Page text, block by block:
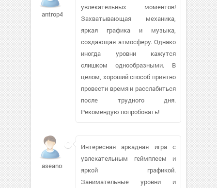
antrop481
увлекательных моментов!
Захватывающая механика,
яркая графика и музыка,
создающая атмосферу. Однако
иногда уровни кажутся
слишком однообразными. В
целом, хороший способ приятно
провести время и расслабиться
после трудного дня.
Рекомендую попробовать!
aseanorwin
Интересная аркадная игра с
увлекательным геймплеем и
яркой графикой.
Занимательные уровни и